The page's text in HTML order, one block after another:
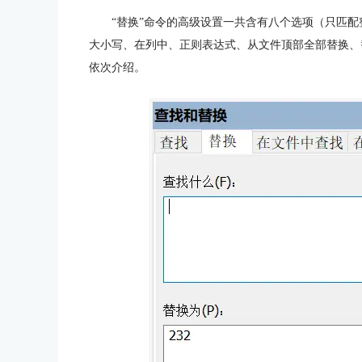
“替换”命令的高级设置一共含有八个选项（只匹
大小写、在列中、正则表达式、从文件顶部全部替换
依次介绍。